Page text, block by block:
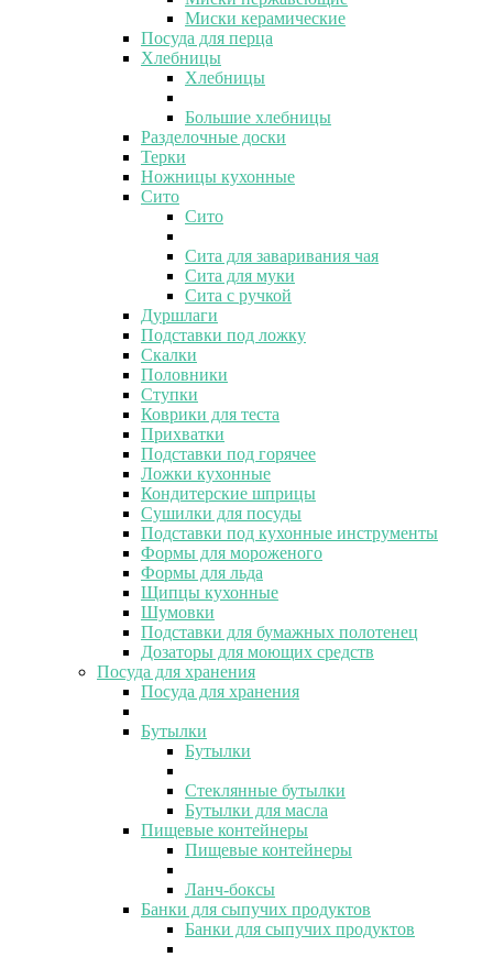
Миски керамические
Посуда для перца
Хлебницы
Хлебницы
Большие хлебницы
Разделочные доски
Терки
Ножницы кухонные
Сито
Сито
Сита для заваривания чая
Сита для муки
Сита с ручкой
Дуршлаги
Подставки под ложку
Скалки
Половники
Ступки
Коврики для теста
Прихватки
Подставки под горячее
Ложки кухонные
Кондитерские шприцы
Сушилки для посуды
Подставки под кухонные инструменты
Формы для мороженого
Формы для льда
Щипцы кухонные
Шумовки
Подставки для бумажных полотенец
Дозаторы для моющих средств
Посуда для хранения
Посуда для хранения
Бутылки
Бутылки
Стеклянные бутылки
Бутылки для масла
Пищевые контейнеры
Пищевые контейнеры
Ланч-боксы
Банки для сыпучих продуктов
Банки для сыпучих продуктов